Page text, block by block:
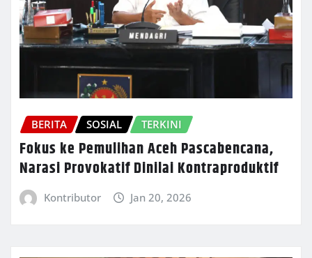
BERITA SOSIAL TERKINI
Fokus ke Pemulihan Aceh Pascabencana,
Narasi Provokatif Dinilai Kontraproduktif
Kontributor Jan 20, 2026